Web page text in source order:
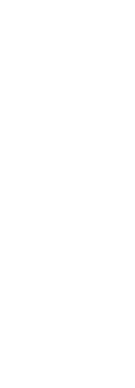
Polres
Raya